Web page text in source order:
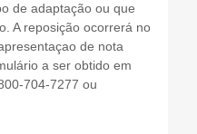
2269012P00
de adaptação ou que
A reposição ocorrerá no
de nota
a ser obtido em
704-7277 ou